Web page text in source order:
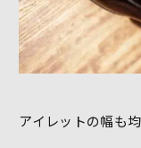
アイレットの幅も